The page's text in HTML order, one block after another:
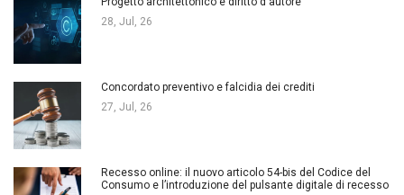
28, Jul, 26
Concordato preventivo e falcidia dei crediti
27, Jul, 26
Recesso online: il nuovo articolo 54-bis del Codice del
Consumo e l’introduzione del pulsante digitale di recesso